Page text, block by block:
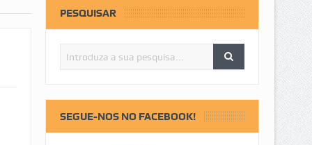
PESQUISAR
SEGUE-NOS NO FACEBOOK!